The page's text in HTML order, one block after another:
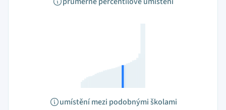
umístění mezi podobnými školami